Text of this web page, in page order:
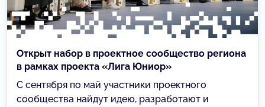
Открыт набор в проектное сообщество региона
в рамках проекта «Лига Юниор»
С сентября по май участники проектного
сообщества найдут идею, разработают и